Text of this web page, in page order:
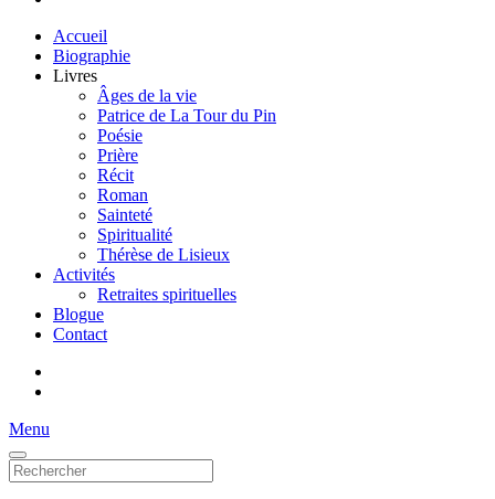
Accueil
Biographie
Livres
Âges de la vie
Patrice de La Tour du Pin
Poésie
Prière
Récit
Roman
Sainteté
Spiritualité
Thérèse de Lisieux
Activités
Retraites spirituelles
Blogue
Contact
Menu